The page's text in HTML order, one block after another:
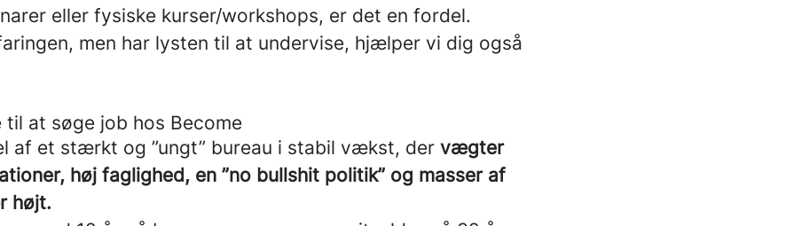
eller fysiske kurser/workshops, er det en fordel.
men har lysten til at undervise, hjælper vi dig også
til at søge job hos Become
af et stærkt og ”ungt” bureau i stabil vækst, der vægter
høj faglighed, en ”no bullshit politik” og masser af
højt.